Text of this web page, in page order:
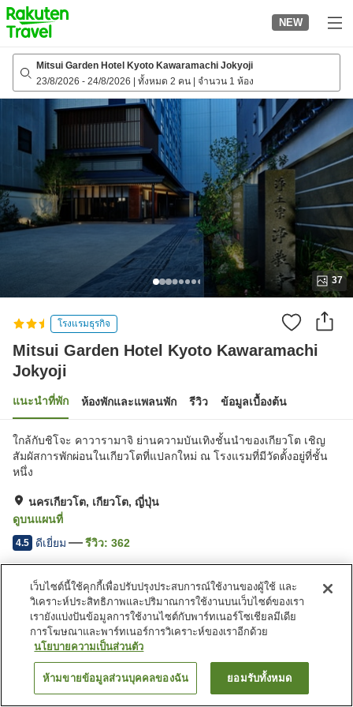
to
top
page
NEW
Mitsui Garden Hotel Kyoto Kawaramachi Jokyoji
23/8/2026 - 24/8/2026 ทั้งหมด 2 คน จำนวน 1 ห้อง
37
โรงแรมธุรกิจ
Mitsui Garden Hotel Kyoto Kawaramachi
Jokyoji
แนะนำที่พัก ห้องพักและแพลนพัก รีวิว ข้อมูลเบื้องต้น
ใกล้กับชิโจะ คาวารามาจิ ย่านความบันเทิงชั้นนำของเกียวโต เชิญ
สัมผัสการพักผ่อนในเกียวโตที่แปลกใหม่ ณ โรงแรมที่มีวัดตั้งอยู่ที่ชั้น
หนึ่ง
นครเกียวโต, เกียวโต, ญี่ปุ่น
ดูบนแผนที่
4.5 ดีเยี่ยม รีวิว: 362
สิ่งอำนวยความสะดวกในที่พัก
ร้านอาหาร
ตู้จำหน่ายอัตโนมัติ
ห้องอาบน้ำใหญ่
Mitsui Garden Hotel Kyoto Kawaramachi Jokyoji
ค้นหาห้องพัก
เว็บไซต์นี้ใช้คุกกี้เพื่อปรับปรุงประสบการณ์ใช้งานของผู้ใช้ และ
วิเคราะห์ประสิทธิภาพและปริมาณการใช้งานบนเว็บไซต์ของเรา
เรายังแบ่งปันข้อมูลการใช้งานไซต์กับพาร์ทเนอร์โซเชียลมีเดีย
การโฆษณาและพาร์ทเนอร์การวิเคราะห์ของเราอีกด้วย
นโยบายความเป็นส่วนตัว
ห้ามขายข้อมูลส่วนบุคคลของฉัน ยอมรับทั้งหมด